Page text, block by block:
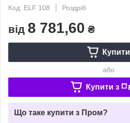
Код: ELF 108
Роздріб
від 8 781,60 ₴
Купити
або
Купити з
Що таке купити з Пром?